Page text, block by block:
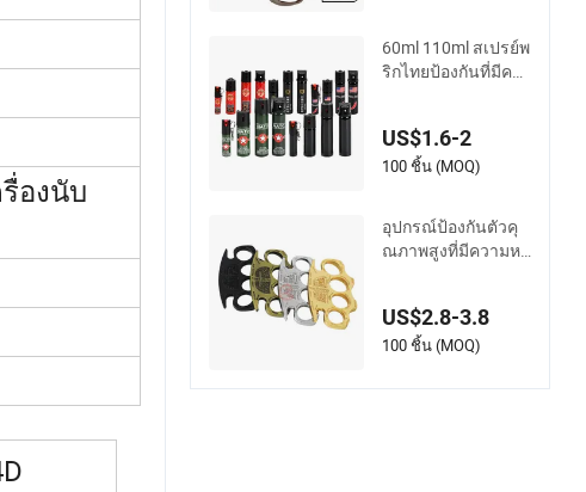
องนับ
60ml 110ml สเปรย์พ
ริกไทยป้องกันที่มีควา
US$1.6-2
100 ชิ้น (MOQ)
อุปกรณ์ป้องกันตัวคุ
ณภาพสูงที่มีความห
US$2.8-3.8
100 ชิ้น (MOQ)